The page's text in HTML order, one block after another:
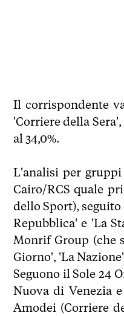
Il corrispondente
'Corriere della
al 34,0%.
L'analisi per
Cairo/RCS quale
dello Sport), seguito
Repubblica' e 'La
Monrif Group (che
Giorno', 'La
Seguono il Sole 24
Nuova di Venezia
Amodei (Corriere